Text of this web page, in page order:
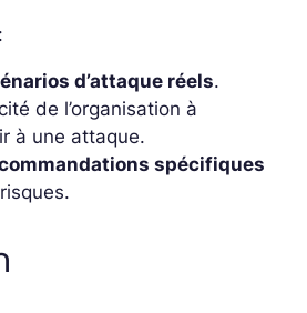
:
d’attaque réels.
de l’organisation à
à une attaque.
spécifiques